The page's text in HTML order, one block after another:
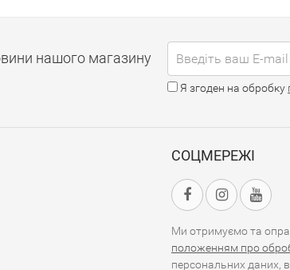
нашого магазину
Я згоден на обробку
СОЦМЕРЕЖІ
Ми отримуємо та
положенням про
персональних даних,